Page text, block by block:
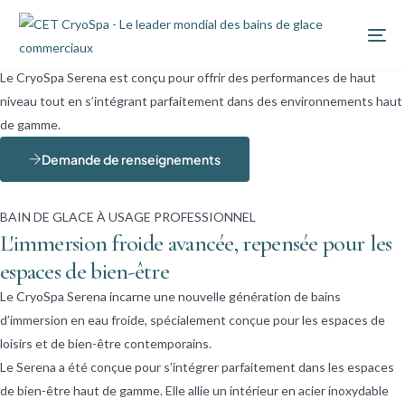
CryoSpa Serena Bain de Glace
Le CryoSpa Serena est conçu pour offrir des performances de haut
niveau tout en s’intégrant parfaitement dans des environnements haut
de gamme.
Demande de renseignements
BAIN DE GLACE À USAGE PROFESSIONNEL
L'immersion froide avancée, repensée pour les
espaces de bien-être
Le CryoSpa Serena incarne une nouvelle génération de bains
d’immersion en eau froide, spécialement conçue pour les espaces de
loisirs et de bien-être contemporains.
Le Serena a été conçue pour s’intégrer parfaitement dans les espaces
de bien-être haut de gamme. Elle allie un intérieur en acier inoxydable